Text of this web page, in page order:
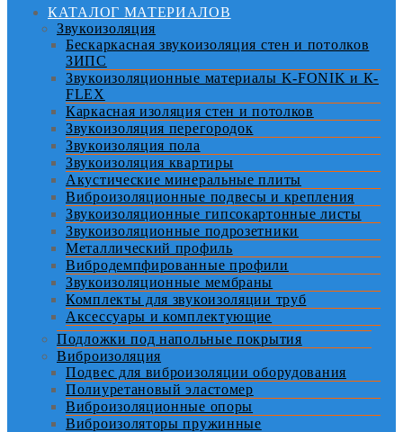
КАТАЛОГ МАТЕРИАЛОВ
Звукоизоляция
Бескаркасная звукоизоляция стен и потолков
ЗИПС
Звукоизоляционные материалы K-FONIK и К-
FLEX
Каркасная изоляция стен и потолков
Звукоизоляция перегородок
Звукоизоляция пола
Звукоизоляция квартиры
Акустические минеральные плиты
Виброизоляционные подвесы и крепления
Звукоизоляционные гипсокартонные листы
Звукоизоляционные подрозетники
Металлический профиль
Вибродемпфированные профили
Звукоизоляционные мембраны
Комплекты для звукоизоляции труб
Аксессуары и комплектующие
Подложки под напольные покрытия
Виброизоляция
Подвес для виброизоляции оборудования
Полиуретановый эластомер
Виброизоляционные опоры
Виброизоляторы пружинные